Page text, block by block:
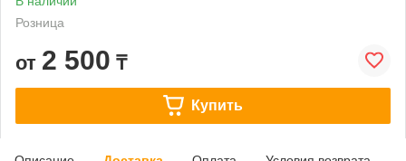
Розница
от 2 500 ₸
Купить